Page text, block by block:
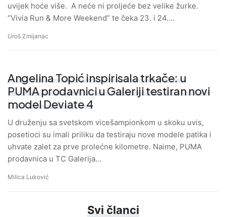
uvijek hoće više. A neće ni proljeće bez velike žurke.
“Vivia Run & More Weekend” te čeka 23. i 24.…
Uroš Zmijanac
Angelina Topić inspirisala trkače: u
PUMA prodavnici u Galeriji testiran novi
model Deviate 4
U druženju sa svetskom vicešampionkom u skoku uvis,
posetioci su imali priliku da testiraju nove modele patika i
uhvate zalet za prve prolećne kilometre. Naime, PUMA
prodavnica u TC Galerija…
Milica Luković
Svi članci